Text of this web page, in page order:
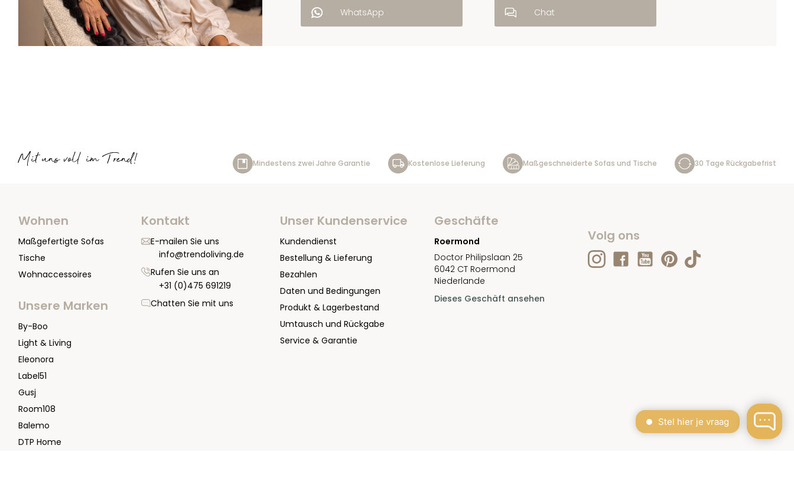
WhatsApp Chat
Mit uns voll im Trend! Mindestens zwei Jahre Garantie Kostenlose Lieferung Maßgeschneiderte Sofas und Tische 30 Tage Rückgabefrist
Wohnen
Maßgefertigte Sofas
Tische
Wohnaccessoires
Unsere Marken
By-Boo
Light & Living
Eleonora
Label51
Gusj
Room108
Balemo
DTP Home
Kontakt
E-mailen Sie uns
info@trendoliving.de
Rufen Sie uns an
+31 (0)475 691219
Chatten Sie mit uns
Unser Kundenservice
Kundendienst
Bestellung & Lieferung
Bezahlen
Daten und Bedingungen
Produkt & Lagerbestand
Umtausch und Rückgabe
Service & Garantie
Geschäfte
Roermond
Doctor Philipslaan 25
6042 CT Roermond
Niederlande
Dieses Geschäft ansehen
Volg ons